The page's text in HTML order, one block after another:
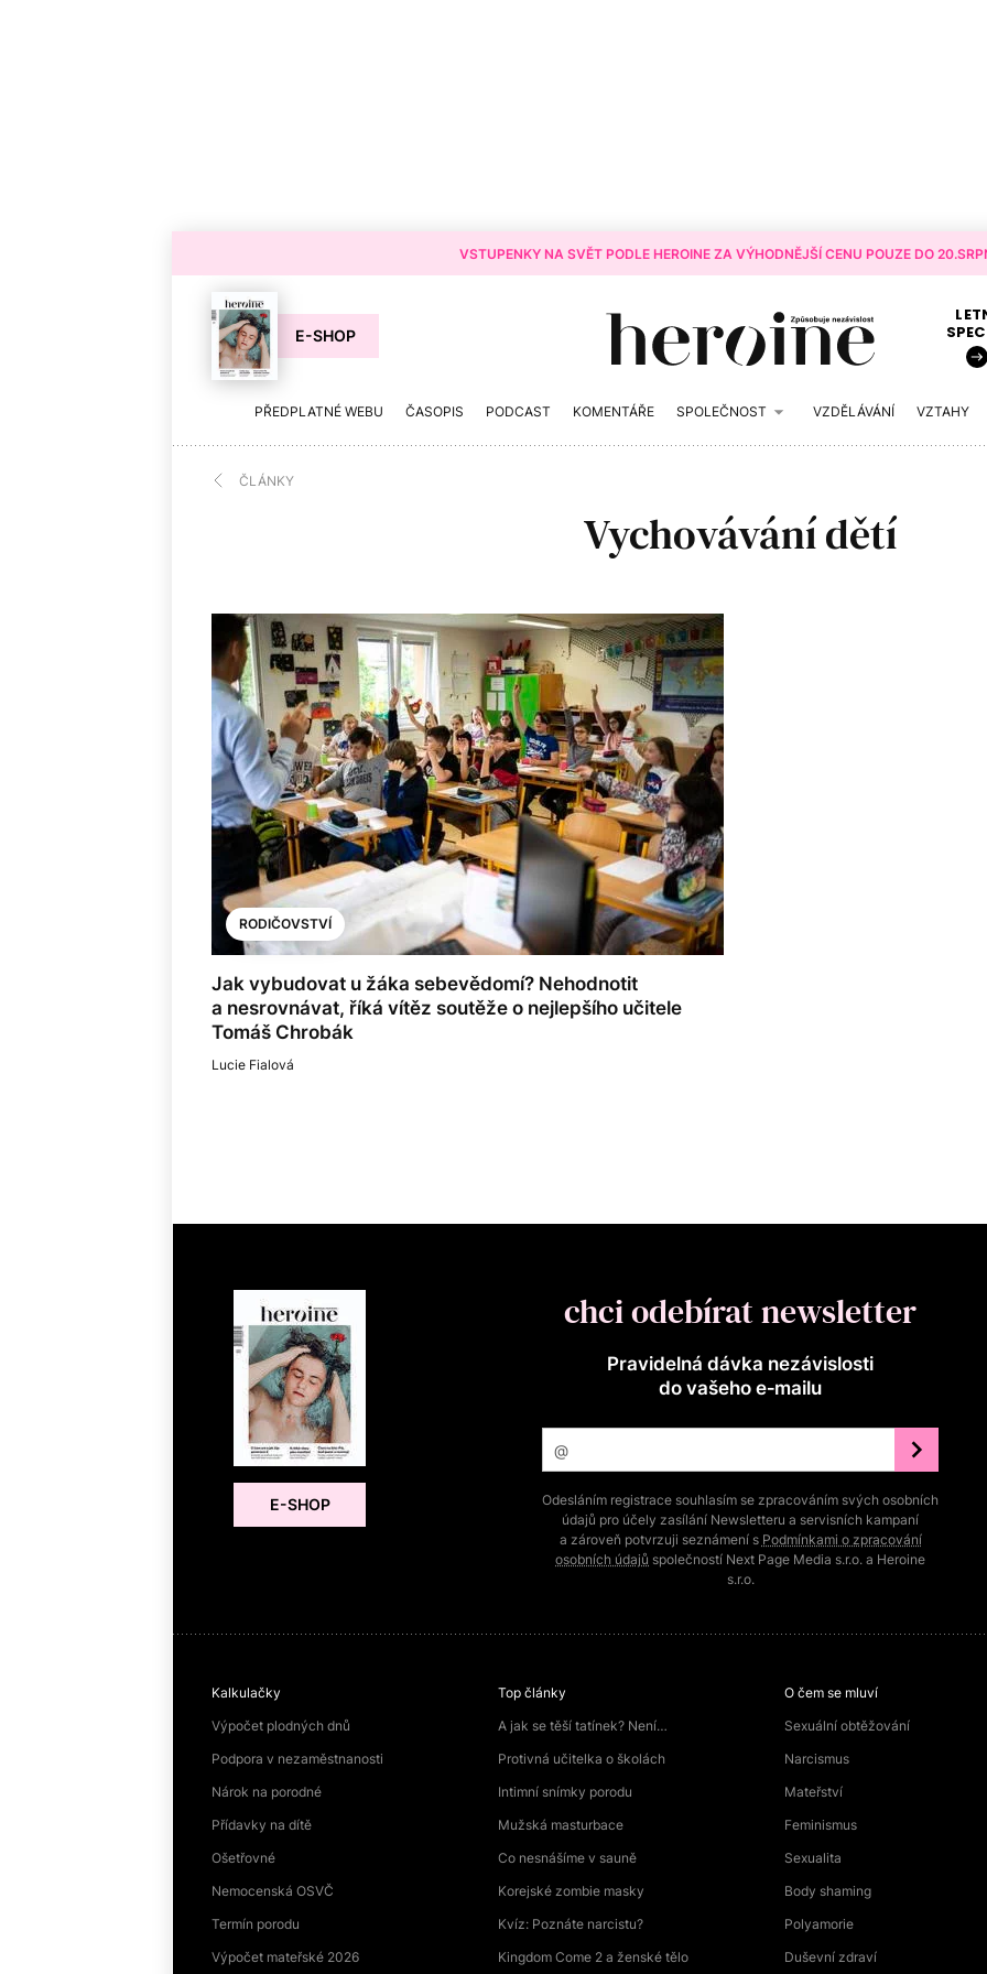
VSTUPENKY NA SVĚT PODLE HEROINE ZA VÝHODNĚJŠÍ CENU POUZE DO
E-SHOP
PŘEDPLATNÉ WEBU ČASOPIS PODCAST KOMENTÁŘE SPOLEČNOST VZDĚLÁVÁNÍ VZTAHY
ČLÁNKY
Vychovávání dětí
RODIČOVSTVÍ
Jak vybudovat u žáka sebevědomí? Nehodnotit
a nesrovnávat, říká vítěz soutěže o nejlepšího učitele
Tomáš Chrobák
Lucie Fialová
E-SHOP
chci odebírat newsletter
Pravidelná dávka nezávislosti
do vašeho e‑mailu
Odesláním registrace souhlasím se zpracováním svých osobních
údajů pro účely zasílání Newsletteru a servisních kampaní
a zároveň potvrzuji seznámení s Podmínkami o zpracování
osobních údajů společností Next Page Media s.r.o. a Heroine
s.r.o.
Kalkulačky
Výpočet plodných dnů
Podpora v nezaměstnanosti
Nárok na porodné
Přídavky na dítě
Ošetřovné
Nemocenská OSVČ
Termín porodu
Výpočet mateřské 2026
Top články
A jak se těší tatínek? Není…
Protivná učitelka o školách
Intimní snímky porodu
Mužská masturbace
Co nesnášíme v sauně
Korejské zombie masky
Kvíz: Poznáte narcistu?
Kingdom Come 2 a ženské tělo
O čem se mluví
Sexuální obtěžování
Narcismus
Mateřství
Feminismus
Sexualita
Body shaming
Polyamorie
Duševní zdraví